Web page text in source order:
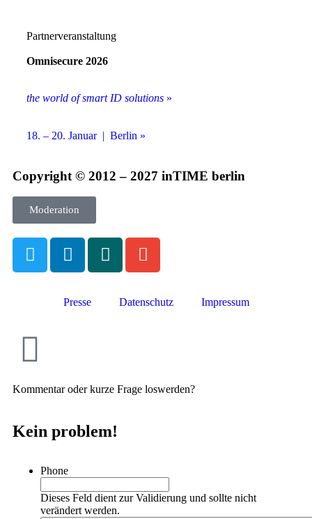
Partnerveranstaltung
Omnisecure 2026
the world of smart ID solutions »
18. – 20. Januar | Berlin »
Copyright © 2012 – 2027 inTIME berlin
Moderation
Presse Datenschutz Impressum
Kommentar oder kurze Frage loswerden?
Kein problem!
Phone
Dieses Feld dient zur Validierung und sollte nicht
verändert werden.